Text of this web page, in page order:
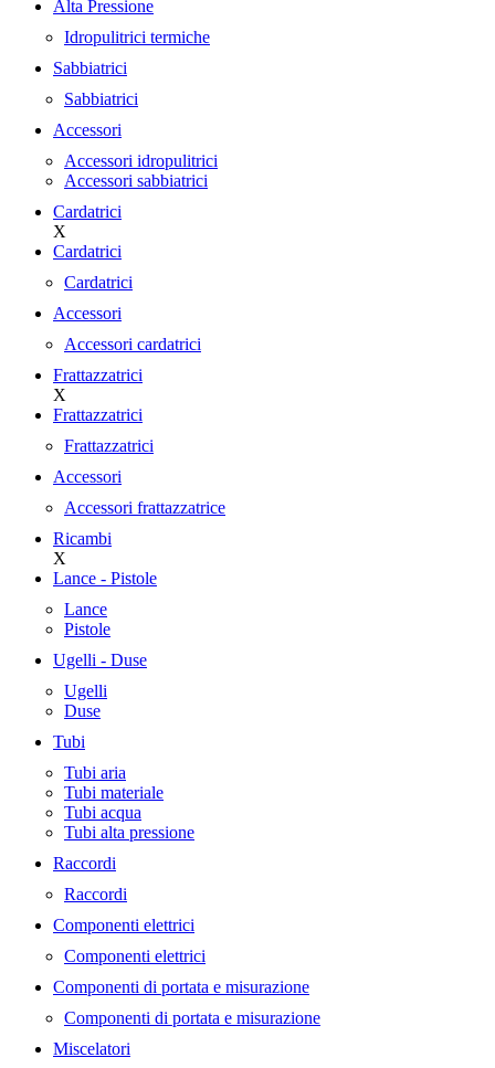
Alta Pressione
Idropulitrici termiche
Sabbiatrici
Sabbiatrici
Accessori
Accessori idropulitrici
Accessori sabbiatrici
Cardatrici
X
Cardatrici
Cardatrici
Accessori
Accessori cardatrici
Frattazzatrici
X
Frattazzatrici
Frattazzatrici
Accessori
Accessori frattazzatrice
Ricambi
X
Lance - Pistole
Lance
Pistole
Ugelli - Duse
Ugelli
Duse
Tubi
Tubi aria
Tubi materiale
Tubi acqua
Tubi alta pressione
Raccordi
Raccordi
Componenti elettrici
Componenti elettrici
Componenti di portata e misurazione
Componenti di portata e misurazione
Miscelatori